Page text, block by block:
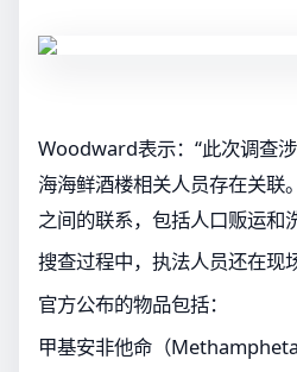
Woodward表示：“此次调查
海海鲜酒楼相关人员存在关联
之间的联系，包括人口贩运和
搜查过程中，执法人员还在现
官方公布的物品包括：
甲基安非他命（